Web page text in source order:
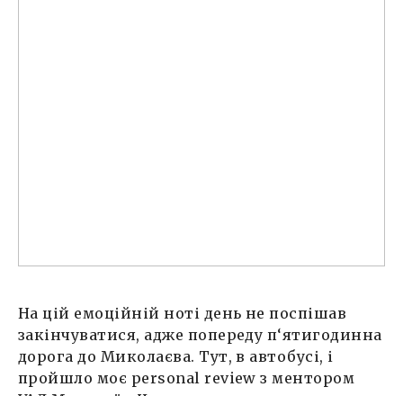
На цій емоційній ноті день не поспішав
закінчуватися, адже попереду п‘ятигодинна
дорога до Миколаєва. Тут, в автобусі, і
пройшло моє personal review з ментором